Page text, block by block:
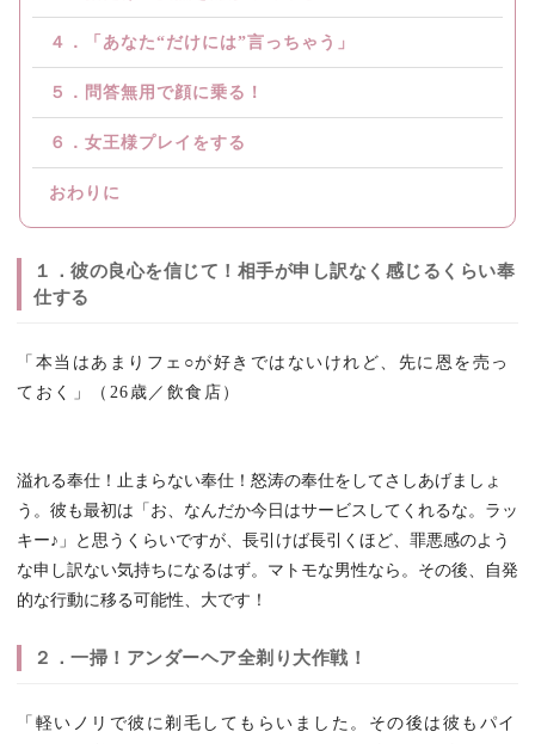
４．「あなた“だけには”言っちゃう」
５．問答無用で顔に乗る！
６．女王様プレイをする
おわりに
１．彼の良心を信じて！相手が申し訳なく感じるくらい奉
仕する
「本当はあまりフェ○が好きではないけれど、先に恩を売っ
ておく」（26歳／飲食店）
溢れる奉仕！止まらない奉仕！怒涛の奉仕をしてさしあげましょ
う。彼も最初は「お、なんだか今日はサービスしてくれるな。ラッ
キー♪」と思うくらいですが、長引けば長引くほど、罪悪感のよう
な申し訳ない気持ちになるはず。マトモな男性なら。その後、自発
的な行動に移る可能性、大です！
２．一掃！アンダーヘア全剃り大作戦！
「軽いノリで彼に剃毛してもらいました。その後は彼もパイ